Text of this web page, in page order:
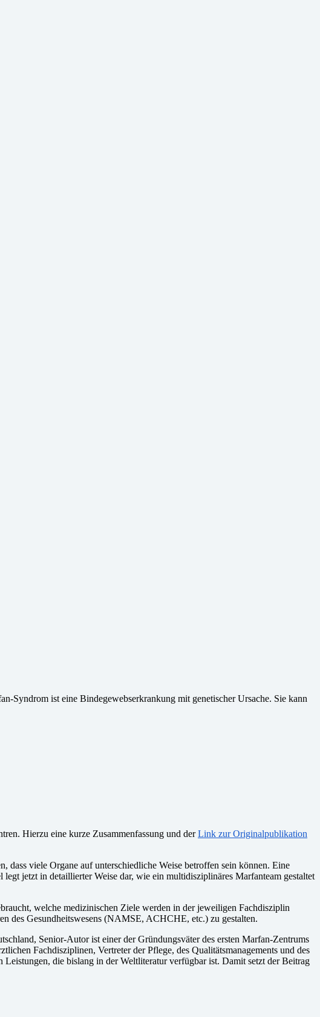
ist eine Bindegewebserkrankung mit genetischer Ursache. Sie kann
Hierzu eine kurze Zusammenfassung und derLink zur Originalpublikation
dass viele Organe auf unterschiedliche Weise betroffen sein können. Eine
jetzt in detaillierter Weise dar, wie ein multidisziplinäres Marfanteam gestaltet
welche medizinischen Ziele werden in der jeweiligen Fachdisziplin
des Gesundheitswesens (NAMSE, ACHCHE, etc.) zu gestalten.
Senior-Autor ist einer der Gründungsväter des ersten Marfan-Zentrums
Fachdisziplinen, Vertreter der Pflege, des Qualitätsmanagements und des
die bislang in der Weltliteratur verfügbar ist. Damit setzt der Beitrag